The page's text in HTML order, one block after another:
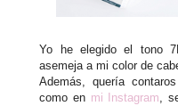
Yo he elegido el tono
asemeja a mi color de
Además, quería
como en mi Instagram,